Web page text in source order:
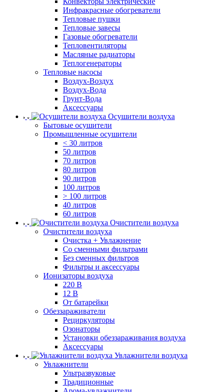
Инфракрасные обогреватели
Тепловые пушки
Тепловые завесы
Газовые обогреватели
Тепловентиляторы
Масляные радиаторы
Теплогенераторы
Тепловые насосы
Воздух-Воздух
Воздух-Вода
Грунт-Вода
Аксессуары
Осушители воздуха
Бытовые осушители
Промышленные осушители
< 30 литров
50 литров
70 литров
80 литров
90 литров
100 литров
> 100 литров
40 литров
60 литров
Очистители воздуха
Очистители воздуха
Очистка + Увлажнение
Cо сменными фильтрами
Без сменных фильтров
Фильтры и аксессуары
Ионизаторы воздуха
220 В
12 В
От батарейки
Обеззараживатели
Рециркуляторы
Озонаторы
Установки обеззараживания воздуха
Аксессуары
Увлажнители воздуха
Увлажнители
Ультразвуковые
Традиционные